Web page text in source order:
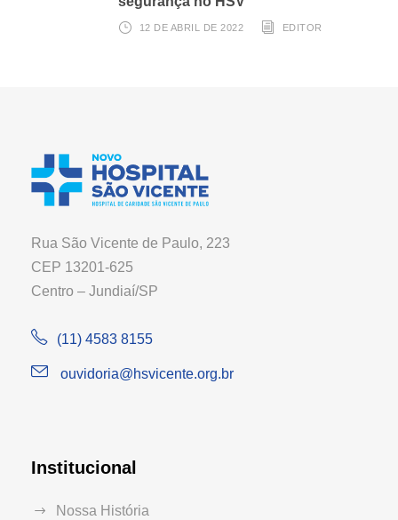
12 DE ABRIL DE 2022 EDITOR
Rua São Vicente de Paulo, 223
CEP 13201-625
Centro – Jundiaí/SP
(11) 4583 8155
ouvidoria@hsvicente.org.br
Institucional
Nossa História